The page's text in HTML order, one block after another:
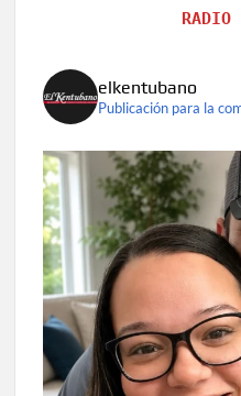
RADIO
elkentubano
Publicación para la